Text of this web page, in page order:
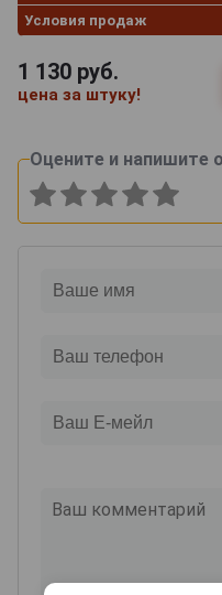
Условия продаж
1 130 руб.
цена за штуку!
Оцените и напишите